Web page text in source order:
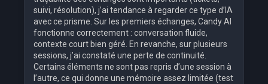
suivi, résolution), j’ai tendance à regarder ce type d’IA
avec ce prisme. Sur les premiers échanges, Candy AI
fonctionne correctement : conversation fluide,
contexte court bien géré. En revanche, sur plusieurs
sessions, j’ai constaté une perte de continuité.
Certains éléments ne sont pas repris d’une session à
l’autre, ce qui donne une mémoire assez limitée (test